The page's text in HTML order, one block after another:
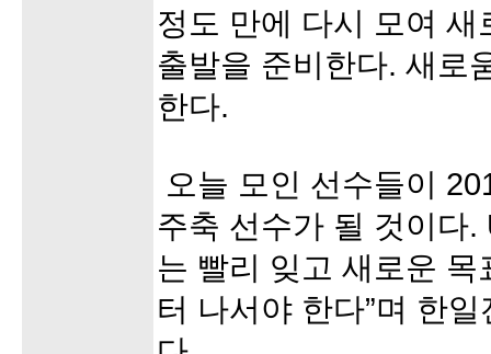
정도 만에 다시 모여
출발을 준비한다. 새로
한다.
오늘 모인 선수들이
주축 선수가 될 것이다
는 빨리 잊고 새로운
터 나서야 한다”며 한